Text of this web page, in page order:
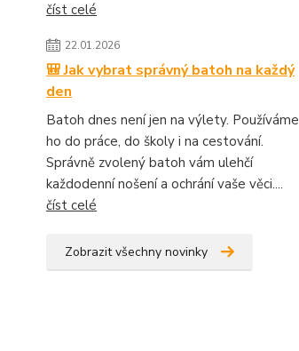
číst celé
22.01.2026
🎒 Jak vybrat správný batoh na každý
den
Batoh dnes není jen na výlety. Používáme
ho do práce, do školy i na cestování.
Správně zvolený batoh vám ulehčí
každodenní nošení a ochrání vaše věci....
číst celé
Zobrazit všechny novinky